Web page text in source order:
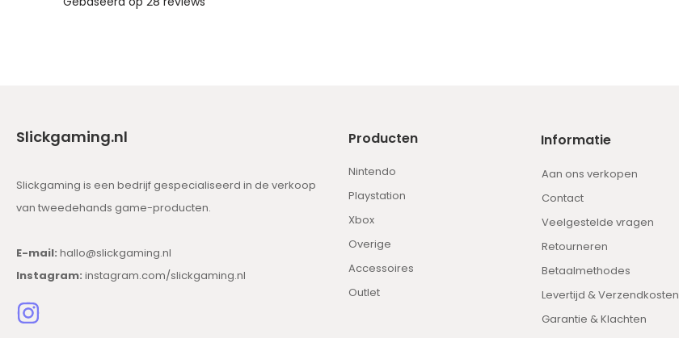
Slickgaming.nl
Slickgaming is een bedrijf gespecialiseerd in de verkoop
van tweedehands game-producten.
E-mail: hallo@slickgaming.nl
Instagram: instagram.com/slickgaming.nl
Producten
Nintendo
Playstation
Xbox
Overige
Accessoires
Outlet
Informatie
Aan ons verkopen
Contact
Veelgestelde vragen
Retourneren
Betaalmethodes
Levertijd & Verzendkosten
Garantie & Klachten